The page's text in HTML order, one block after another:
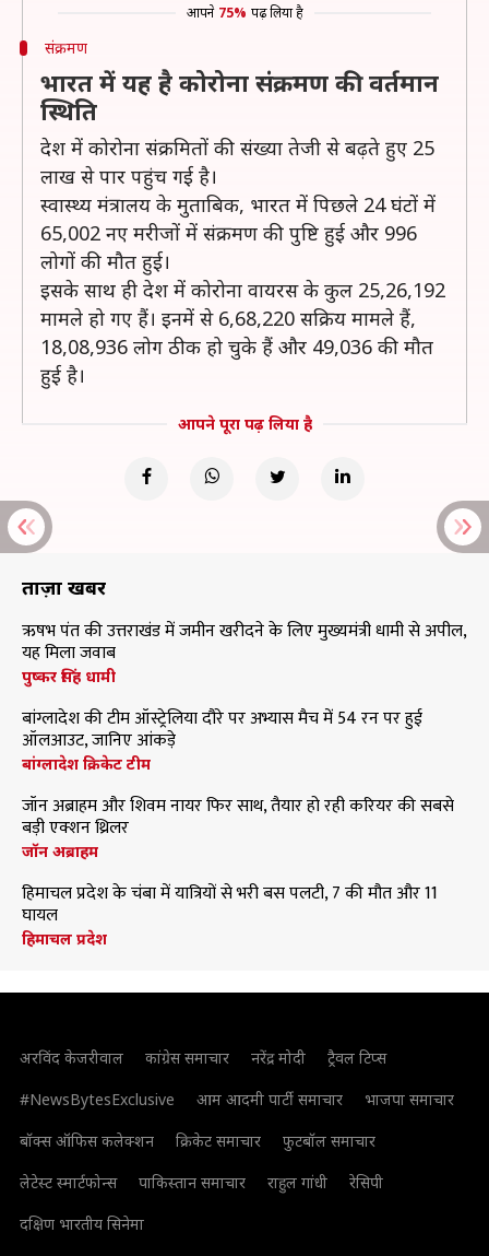
आपने 75% पढ़ लिया है
संक्रमण
भारत में यह है कोरोना संक्रमण की वर्तमान
स्थिति
देश में कोरोना संक्रमितों की संख्या तेजी से बढ़ते हुए 25
लाख से पार पहुंच गई है।
स्वास्थ्य मंत्रालय के मुताबिक, भारत में पिछले 24 घंटों में
65,002 नए मरीजों में संक्रमण की पुष्टि हुई और 996
लोगों की मौत हुई।
इसके साथ ही देश में कोरोना वायरस के कुल 25,26,192
मामले हो गए हैं। इनमें से 6,68,220 सक्रिय मामले हैं,
18,08,936 लोग ठीक हो चुके हैं और 49,036 की मौत
हुई है।
आपने पूरा पढ़ लिया है
ताज़ा खबरें
ऋषभ पंत की उत्तराखंड में जमीन खरीदने के लिए मुख्यमंत्री धामी से अपील,
यह मिला जवाब
पुष्कर सिंह धामी
बांग्लादेश की टीम ऑस्ट्रेलिया दौरे पर अभ्यास मैच में 54 रन पर हुई
ऑलआउट, जानिए आंकड़े
बांग्लादेश क्रिकेट टीम
जॉन अब्राहम और शिवम नायर फिर साथ, तैयार हो रही करियर की सबसे
बड़ी एक्शन थ्रिलर
जॉन अब्राहम
हिमाचल प्रदेश के चंबा में यात्रियों से भरी बस पलटी, 7 की मौत और 11
घायल
हिमाचल प्रदेश
अरविंद केजरीवाल कांग्रेस समाचार नरेंद्र मोदी
ट्रैवल टिप्स
#NewsBytesExclusive
आम आदमी पार्टी समाचार
भाजपा समाचार
बॉक्स ऑफिस कलेक्शन
क्रिकेट समाचार
फुटबॉल समाचार
लेटेस्ट स्मार्टफोन्स
पाकिस्तान समाचार राहुल गांधी
रेसिपी
दक्षिण भारतीय सिनेमा